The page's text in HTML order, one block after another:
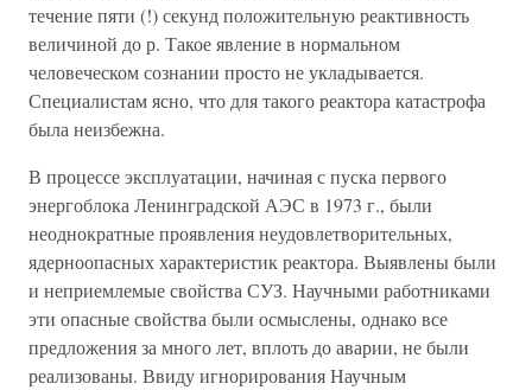
течение пяти (!) секунд положительную реактивность
величиной до р. Такое явление в нормальном
человеческом сознании просто не укладывается.
Специалистам ясно, что для такого реактора катастрофа
была неизбежна.
В процессе эксплуатации, начиная с пуска первого
энергоблока Ленинградской АЭС в 1973 г., были
неоднократные проявления неудовлетворительных,
ядерноопасных характеристик реактора. Выявлены были
и неприемлемые свойства СУЗ. Научными работниками
эти опасные свойства были осмыслены, однако все
предложения за много лет, вплоть до аварии, не были
реализованы. Ввиду игнорирования Научным